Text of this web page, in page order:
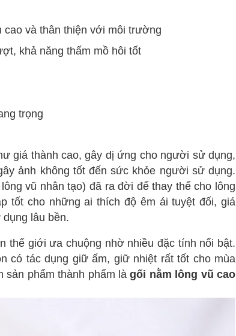
cao và thân thiện với môi trường
khả năng thấm mồ hôi tốt
trọng
giá thành cao, gây dị ứng cho người sử dụng,
ảnh không tốt đến sức khỏe người sử dụng.
vũ nhân tạo) đã ra đời để thay thế cho lông
tốt cho những ai thích độ êm ái tuyệt đối, giá
lâu bền.
thế giới ưa chuộng nhờ nhiều đặc tính nổi bật.
có tác dụng giữ ấm, giữ nhiệt rất tốt cho mùa
sản phẩm thành phẩm làgối nằm lông vũ cao